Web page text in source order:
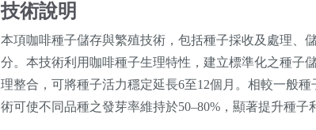
技術說明
本項咖啡種子儲存與繁殖技術，包括種子採收及處理、
分。本技術利用咖啡種子生理特性，建立標準化之種子
理整合，可將種子活力穩定延長6至12個月。相較一般
術可使不同品種之發芽率維持於50–80%，顯著提升種子